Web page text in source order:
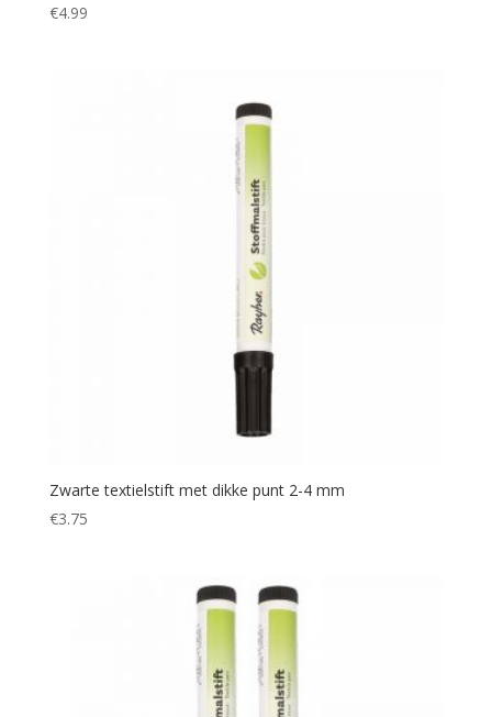
€4.99
Zwarte textielstift met dikke punt 2-4 mm
€3.75